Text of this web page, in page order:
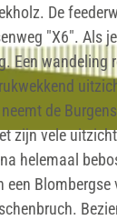
De
"X6". Als
Een
de
zijn vele
helemaal